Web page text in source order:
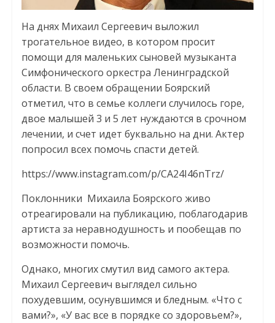
На днях Михаил Сергеевич выложил
трогательное видео, в котором просит
помощи для маленьких сыновей музыканта
Симфонического оркестра Ленинградской
области. В своем обращении Боярский
отметил, что в семье коллеги случилось горе,
двое малышей 3 и 5 лет нуждаются в срочном
лечении, и счет идет буквально на дни. Актер
попросил всех помочь спасти детей.
https://www.instagram.com/p/CA24I46nTrz/
Поклонники Михаила Боярского живо
отреагировали на публикацию, поблагодарив
артиста за неравнодушность и пообещав по
возможности помочь.
Однако, многих смутил вид самого актера.
Михаил Сергеевич выглядел сильно
похудевшим, осунувшимся и бледным. «Что с
вами?», «У вас все в порядке со здоровьем?»,